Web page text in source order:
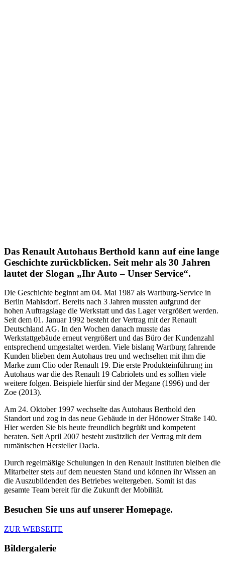
Das Renault Autohaus Berthold kann auf eine lange
Geschichte zurückblicken. Seit mehr als 30 Jahren
lautet der Slogan „Ihr Auto – Unser Service“.
Die Geschichte beginnt am 04. Mai 1987 als Wartburg-Service in
Berlin Mahlsdorf. Bereits nach 3 Jahren mussten aufgrund der
hohen Auftragslage die Werkstatt und das Lager vergrößert werden.
Seit dem 01. Januar 1992 besteht der Vertrag mit der Renault
Deutschland AG. In den Wochen danach musste das
Werkstattgebäude erneut vergrößert und das Büro der Kundenzahl
entsprechend umgestaltet werden. Viele bislang Wartburg fahrende
Kunden blieben dem Autohaus treu und wechselten mit ihm die
Marke zum Clio oder Renault 19. Die erste Produkteinführung im
Autohaus war die des Renault 19 Cabriolets und es sollten viele
weitere folgen. Beispiele hierfür sind der Megane (1996) und der
Zoe (2013).
Am 24. Oktober 1997 wechselte das Autohaus Berthold den
Standort und zog in das neue Gebäude in der Hönower Straße 140.
Hier werden Sie bis heute freundlich begrüßt und kompetent
beraten. Seit April 2007 besteht zusätzlich der Vertrag mit dem
rumänischen Hersteller Dacia.
Durch regelmäßige Schulungen in den Renault Instituten bleiben die
Mitarbeiter stets auf dem neuesten Stand und können ihr Wissen an
die Auszubildenden des Betriebes weitergeben. Somit ist das
gesamte Team bereit für die Zukunft der Mobilität.
Besuchen Sie uns auf unserer Homepage.
ZUR WEBSEITE
Bildergalerie